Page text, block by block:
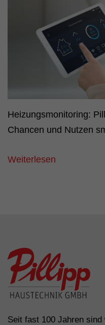
Heizungsmonitoring:
Chancen und Nutzen
Weiterlesen
Seit fast 100 Jahren sind